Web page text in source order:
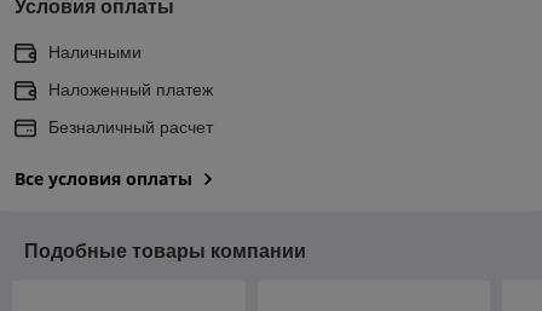
Условия оплаты
Наличными
Наложенный платеж
Безналичный расчет
Все условия оплаты
Подобные товары компании